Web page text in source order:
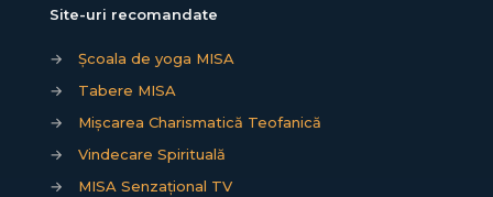
Site-uri recomandate
→
Școala de yoga MISA
→
Tabere MISA
→
Mișcarea Charismatică Teofanică
→
Vindecare Spirituală
→
MISA Senzațional TV